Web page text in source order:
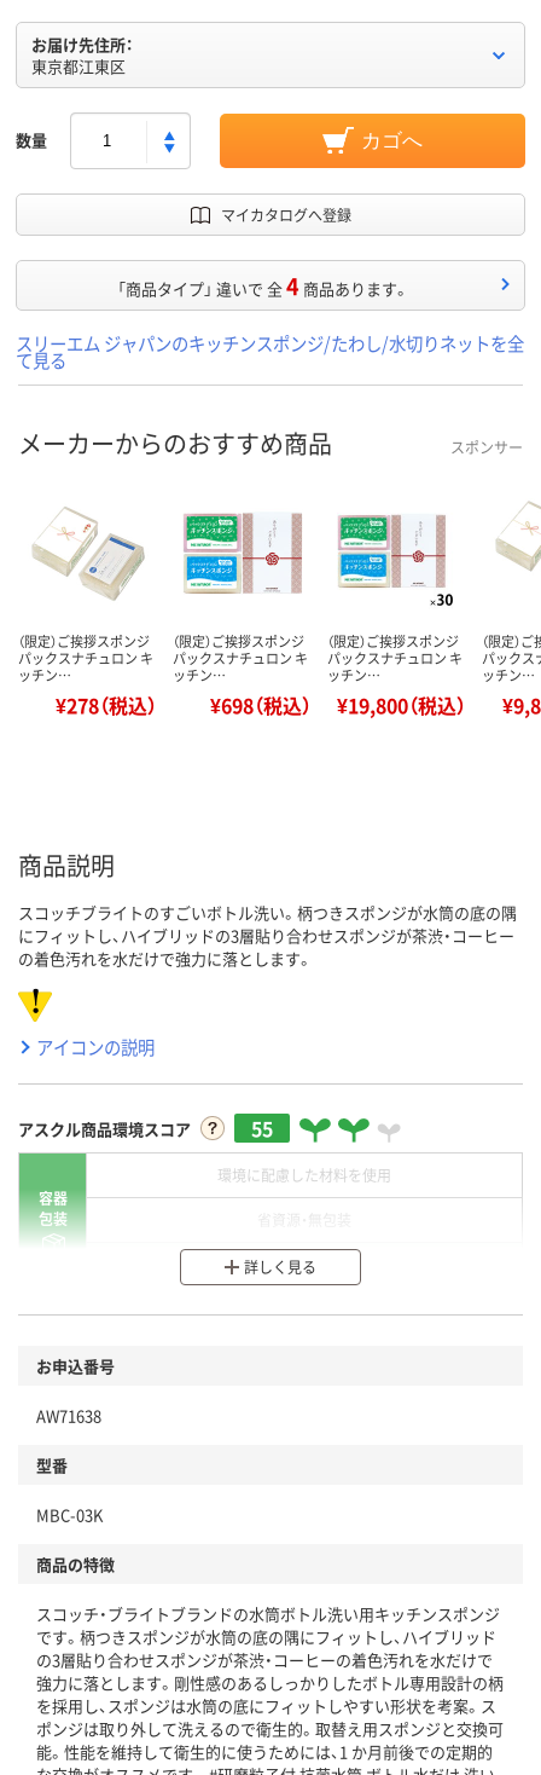
お届け先住所：
東京都江東区
数量 カゴへ
マイカタログへ登録
「商品タイプ」 違いで 全4 商品あります。
スリーエム ジャパンのキッチンスポンジ/たわし/水切りネットを全
て見る
メーカーからのおすすめ商品 スポンサー
（限定）ご挨拶スポンジ
パックスナチュロン キ
ッチン…
¥278（税込）
（限定）ご挨拶スポンジ
パックスナチュロン キ
ッチン…
¥698（税込）
（限定）ご挨拶スポンジ
パックスナチュロン キ
ッチン…
¥19,800（税込）
（限定）
パックス
ッチン…
商品説明
スコッチブライトのすごいボトル洗い。柄つきスポンジが水筒の底の隅
にフィットし、ハイブリッドの3層貼り合わせスポンジが茶渋・コーヒー
の着色汚れを水だけで強力に落とします。
アイコンの説明
アスクル商品環境スコア 55
容器
包装
環境に配慮した材料を使用
分別・リサイクルしやすい設計
本体
仕組
この商品の環境配慮ポイントです。下記商品詳細「
アスクル商品環境スコア詳細／加点項目
」で確認できます。
詳しく見る
お申込番号
AW71638
型番
MBC-03K
商品の特徴
スコッチ・ブライトブランドの水筒ボトル洗い用キッチンスポンジ
です。柄つきスポンジが水筒の底の隅にフィットし、ハイブリッド
の3層貼り合わせスポンジが茶渋・コーヒーの着色汚れを水だけで
強力に落とします。剛性感のあるしっかりしたボトル専用設計の柄
を採用し、スポンジは水筒の底にフィットしやすい形状を考案。ス
ポンジは取り外して洗えるので衛生的。取替え用スポンジと交換可
能。性能を維持して衛生的に使うためには、1 か月前後での定期的